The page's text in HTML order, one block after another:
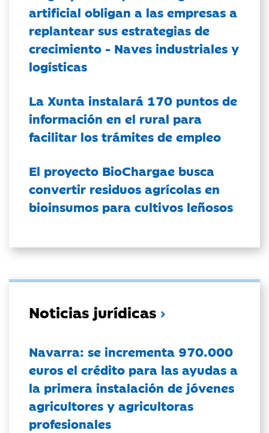
artificial obligan a las empresas a
replantear sus estrategias de
crecimiento - Naves industriales y
logísticas
La Xunta instalará 170 puntos de
información en el rural para
facilitar los trámites de empleo
El proyecto BioChargae busca
convertir residuos agrícolas en
bioinsumos para cultivos leñosos
Noticias jurídicas
Navarra: se incrementa 970.000
euros el crédito para las ayudas a
la primera instalación de jóvenes
agricultores y agricultoras
profesionales